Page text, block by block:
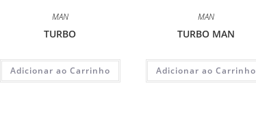
MAN
TURBO
Adicionar ao Carrinho
MAN
TURBO MAN
Adicionar ao Carrinho